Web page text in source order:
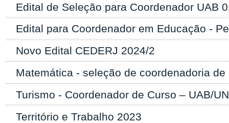
Edital de Seleção para Coordenador UAB
Edital para Coordenador em Educação -
Novo Edital CEDERJ 2024/2
Matemática - seleção de coordenadoria de
Turismo - Coordenador de Curso – UAB/
Território e Trabalho 2023